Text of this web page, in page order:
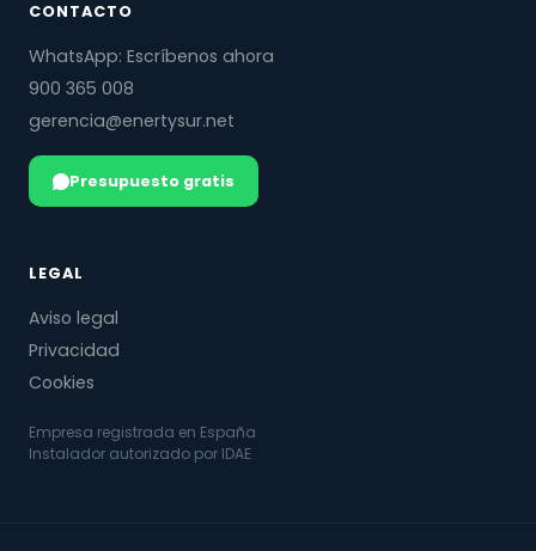
CONTACTO
WhatsApp: Escríbenos ahora
900 365 008
gerencia@enertysur.net
Presupuesto gratis
LEGAL
Aviso legal
Privacidad
Cookies
Empresa registrada en España
Instalador autorizado por IDAE